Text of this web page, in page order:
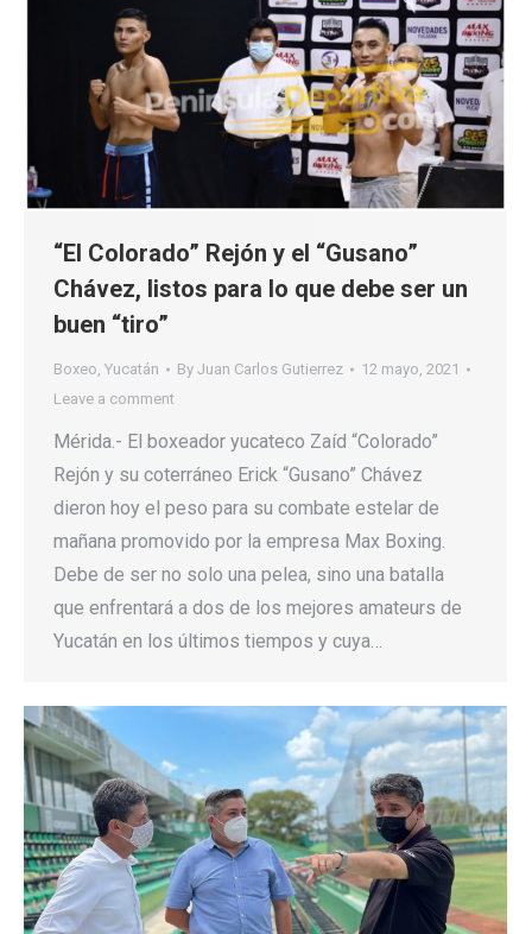
“El Colorado” Rejón y el “Gusano”
Chávez, listos para lo que debe ser un
buen “tiro”
Boxeo, Yucatán By Juan Carlos Gutierrez
12 mayo, 2021
Leave a comment
Mérida.- El boxeador yucateco Zaíd “Colorado”
Rejón y su coterráneo Erick “Gusano” Chávez
dieron hoy el peso para su combate estelar de
mañana promovido por la empresa Max Boxing.
Debe de ser no solo una pelea, sino una batalla
que enfrentará a dos de los mejores amateurs de
Yucatán en los últimos tiempos y cuya…